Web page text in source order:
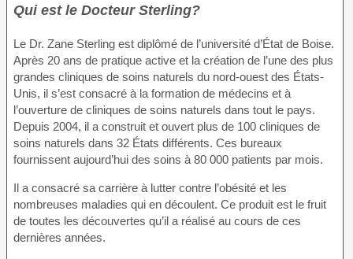
Qui est le Docteur Sterling?
Le Dr. Zane Sterling est diplômé de l’université d’État de Boise.
Après 20 ans de pratique active et la création de l’une des plus
grandes cliniques de soins naturels du nord-ouest des États-
Unis, il s’est consacré à la formation de médecins et à
l’ouverture de cliniques de soins naturels dans tout le pays.
Depuis 2004, il a construit et ouvert plus de 100 cliniques de
soins naturels dans 32 États différents. Ces bureaux
fournissent aujourd’hui des soins à 80 000 patients par mois.
Il a consacré sa carrière à lutter contre l’obésité et les
nombreuses maladies qui en découlent. Ce produit est le fruit
de toutes les découvertes qu’il a réalisé au cours de ces
dernières années.